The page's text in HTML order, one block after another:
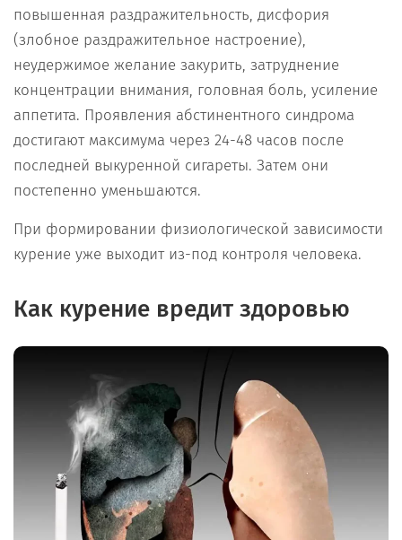
повышенная раздражительность, дисфория
(злобное раздражительное настроение),
неудержимое желание закурить, затруднение
концентрации внимания, головная боль, усиление
аппетита. Проявления абстинентного синдрома
достигают максимума через 24-48 часов после
последней выкуренной сигареты. Затем они
постепенно уменьшаются.
При формировании физиологической зависимости
курение уже выходит из-под контроля человека.
Как курение вредит здоровью